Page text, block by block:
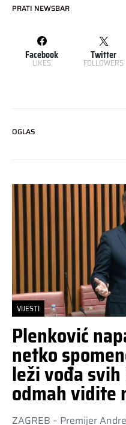
PRATI NEWSBAR
Facebook
LIKES
Twitter
FOLLOWERS
OGLAS
VIJESTI
Plenković
netko
leži vođa
odmah vidite
ZAGREB – Premijer